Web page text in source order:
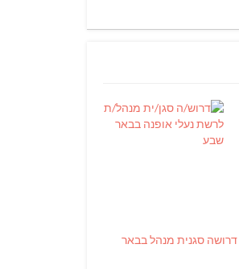
דרושה סגנית מנהל בבאר